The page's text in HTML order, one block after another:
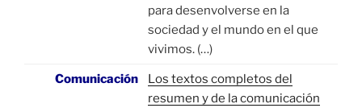
para desenvolverse en la
sociedad y el mundo en el que
vivimos. (…)
Comunicación
Los textos completos del
resumen y de la comunicación